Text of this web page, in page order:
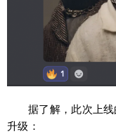
据了解，此次上
升级：